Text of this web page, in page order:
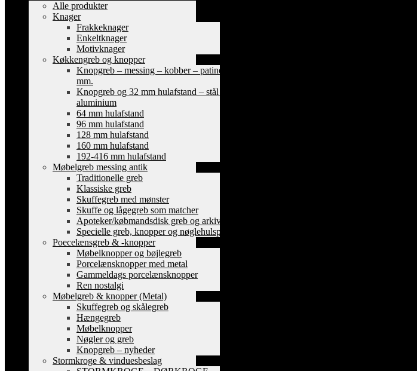
Alle produkter
Knager
Frakkeknager
Enkeltknager
Motivknager
Køkkengreb og knopper
Knopgreb – messing – kobber – patinerede
mm.
Knopgreb og 32 mm hulafstand – stål og
aluminium
64 mm hulafstand
96 mm hulafstand
128 mm hulafstand
160 mm hulafstand
192-416 mm hulafstand
Møbelgreb messing antik
Traditionelle greb
Klassiske greb
Skuffegreb med mønster
Skuffe og lågegreb som matcher
Apoteker/købmandsdisk greb og arkiv skilte
Specielle greb, knopper og nøglehulsplader
Poecelænsgreb & -knopper
Møbelknopper og bøjlegreb
Porcelænsknopper med metal
Gammeldags porcelænsknopper
Ren nostalgi
Møbelgreb & knopper (Metal)
Skuffegreb og skålegreb
Hængegreb
Møbelknopper
Nøgler og greb
Knopgreb – nyheder
Stormkroge & vinduesbeslag